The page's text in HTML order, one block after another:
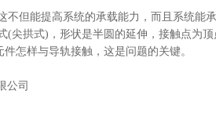
但能提高系统的承载能力，而且系统
尖拱式)，形状是半圆的延伸，接触点
怎样与导轨接触，这是问题的关键。
公司